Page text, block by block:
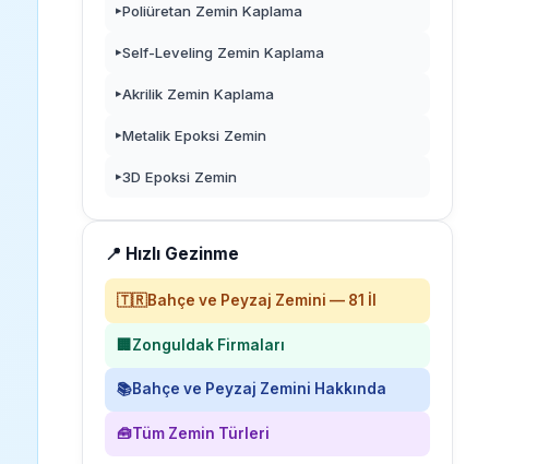
▸Poliüretan Zemin Kaplama
▸Self-Leveling Zemin Kaplama
▸Akrilik Zemin Kaplama
▸Metalik Epoksi Zemin
▸3D Epoksi Zemin
📍 Hızlı Gezinme
🇹🇷Bahçe ve Peyzaj Zemini — 81 İl
Zonguldak Firmaları
📚Bahçe ve Peyzaj Zemini Hakkında
🧰Tüm Zemin Türleri